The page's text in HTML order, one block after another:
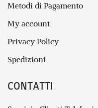
Metodi di Pagamento
My account
Privacy Policy
Spedizioni
CONTATTI